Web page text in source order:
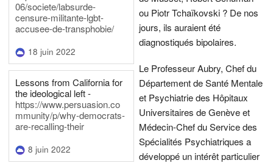
06/societe/labsurde-
censure-militante-lgbt-
accusee-de-transphobie/
18 juin 2022
Lessons from California for
the ideological left -
https://www.persuasion.co
mmunity/p/why-democrats-
are-recalling-their
8 juin 2022
ou Piotr Tchaïkovski ? De nos
jours, ils auraient été
diagnostiqués bipolaires.
Le Professeur Aubry, Chef du
Département de Santé Mentale
et Psychiatrie des Hôpitaux
Universitaires de Genève et
Médecin-Chef du Service des
Spécialités Psychiatriques a
développé un intérêt particulier